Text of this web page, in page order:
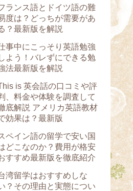
ランス語とドイツ語の難
度は？どっちが需要があ
？最新版を解説
事中にこっそり英語勉強
よう！バレずにできる勉
法最新版を解説
is 英会話の口コミや評
、料金や体験を調査して
底解説 アメリカ英語教材
効果は？最新版
ペイン語の留学で安い国
どこなのか？費用が格安
すすめ最新版を徹底紹介
湾留学はおすすめしな
？その理由と実態につい